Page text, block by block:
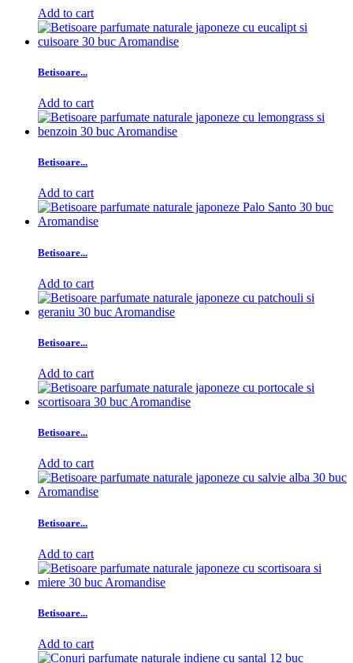
Add to cart
Betisoare...
Add to cart
Betisoare...
Add to cart
Betisoare...
Add to cart
Betisoare...
Add to cart
Betisoare...
Add to cart
Betisoare...
Add to cart
Betisoare...
Add to cart